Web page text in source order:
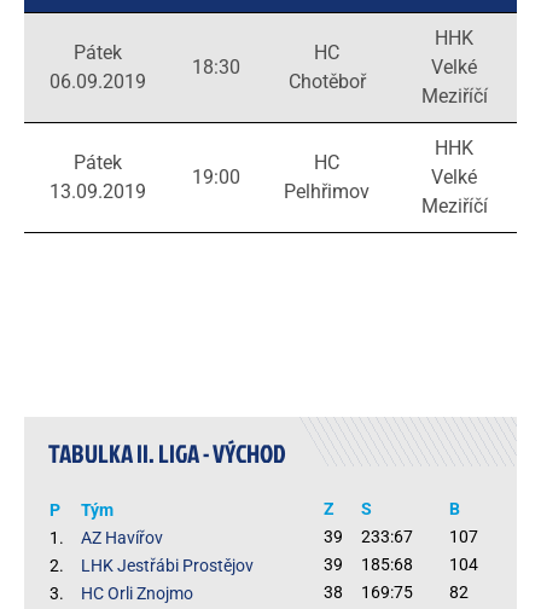
Pátek
06.09.2019
18:30
HC
Chotěboř
HHK
Velké
Meziříčí
Pátek
13.09.2019
19:00
HC
Pelhřimov
HHK
Velké
Meziříčí
TABULKA II. LIGA - VÝCHOD
P Tým Z S
B
1.
AZ Havířov 39 233:67
107
2.
LHK Jestřábi Prostějov 39 185:68
104
3.
HC Orli Znojmo 38 169:75
82